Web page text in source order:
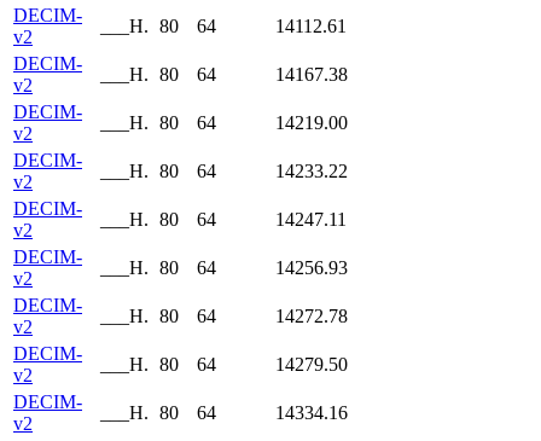
DECIM-
v2
___H. 80 64
14112.61
DECIM-
v2
___H. 80 64
14167.38
DECIM-
v2
___H. 80 64
14219.00
DECIM-
v2
___H. 80 64
14233.22
DECIM-
v2
___H. 80 64
14247.11
DECIM-
v2
___H. 80 64
14256.93
DECIM-
v2
___H. 80 64
14272.78
DECIM-
v2
___H. 80 64
14279.50
DECIM-
v2
___H. 80 64
14334.16